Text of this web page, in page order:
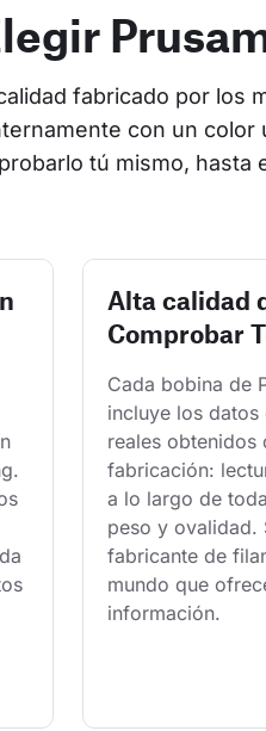
fabricado por los
con un
tú mismo, hasta
Alta calidad
Comprobar
Cada bobina de
incluye los
reales obtenidos
fabricación:
a lo largo de
peso y ovalidad.
fabricante de
mundo que
información.